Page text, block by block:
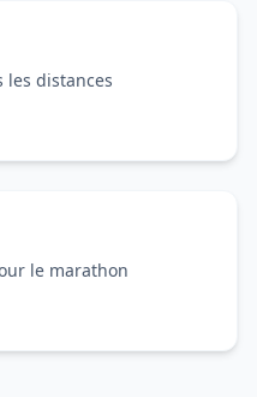
les distances
le marathon